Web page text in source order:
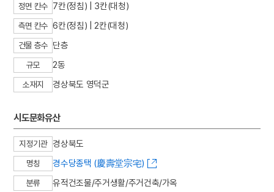
4 기축옥사
5 고종
6 규곤시의방
7
8 노량해전
10
정면 칸수 7칸(정침) | 3칸(대청)
측면 칸수 6칸(정침) | 2칸(대청)
건물 층수 단층
규모 2동
소재지 경상북도 영덕군
시도문화유산
지정기관 경상북도
명칭 경수당종택 (慶壽堂宗宅)
분류 유적건조물/주거생활/주거건축/가옥